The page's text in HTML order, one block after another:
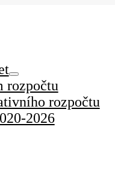
rozpočtu
rozpočtu
2026